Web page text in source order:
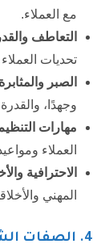
مع العملاء.
التعاطف
تحديات
الصبر
وجهدًا،
مهارات
العملاء
الاحترافية
المهني
4. الصفات الشخصية: